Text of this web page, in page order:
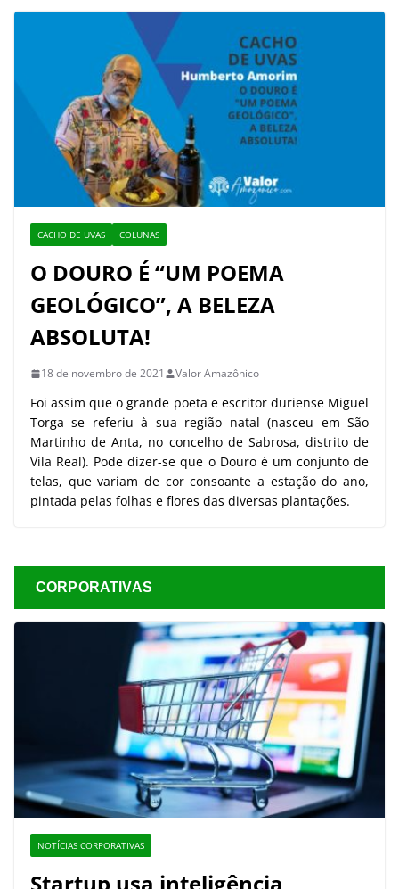
CACHO DE UVAS COLUNAS
O DOURO É “UM POEMA
GEOLÓGICO”, A BELEZA
ABSOLUTA!
18 de novembro de 2021 Valor Amazônico
Foi assim que o grande poeta e escritor duriense Miguel
Torga se referiu à sua região natal (nasceu em São
Martinho de Anta, no concelho de Sabrosa, distrito de
Vila Real). Pode dizer-se que o Douro é um conjunto de
telas, que variam de cor consoante a estação do ano,
pintada pelas folhas e flores das diversas plantações.
CORPORATIVAS
NOTÍCIAS CORPORATIVAS
Startup usa inteligência